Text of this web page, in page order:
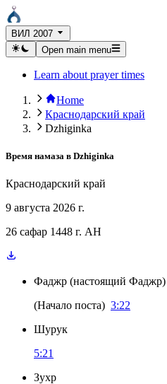
ВИЛ 2007
Open main menu
Learn about prayer times
Home
Краснодарский край
Dzhiginka
Время намаза в Dzhiginka
Краснодарский край
9 августа 2026 г.
26 сафар 1448 г. AH
Фаджр (настоящий Фаджр)
(Начало поста) 3:22
Шурук
5:21
Зухр